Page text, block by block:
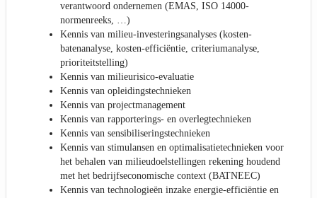
verantwoord ondernemen (EMAS, ISO 14000-
normenreeks, …)
Kennis van milieu-investeringsanalyses (kosten-
batenanalyse, kosten-efficiëntie, criteriumanalyse,
prioriteitstelling)
Kennis van milieurisico-evaluatie
Kennis van opleidingstechnieken
Kennis van projectmanagement
Kennis van rapporterings- en overlegtechnieken
Kennis van sensibiliseringstechnieken
Kennis van stimulansen en optimalisatietechnieken voor
het behalen van milieudoelstellingen rekening houdend
met het bedrijfseconomische context (BATNEEC)
Kennis van technologieën inzake energie-efficiëntie en